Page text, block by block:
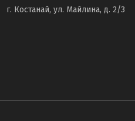
г. Костанай, ул. Майлина, д. 2/3